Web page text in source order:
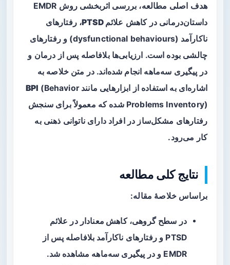
هدف اصلی مطالعه، بررسی اثربخشی روش EMDR
داستان‌درمانی در کاهش علائم PTSD ،رفتارهای
ناکارآمد (dysfunctional behaviours) و
رفتارهای
چالشی بوده است. ارزیابی‌ها بلافاصله پس از درمان و
در پیگیری سه‌ماهه انجام شده‌اند. در متن خلاصه به
اشاره‌ای به استفاده از ابزارهایی مانند
BPI (Behavior
Problems Inventory) شده که معمولاً برای سنجش
رفتارهای مشکل‌ساز در افراد دارای ناتوانی ذهنی به
کار می‌رود.
نتایج کلی مطالعه
براساس خلاصهٔ مقاله:
در سطح گروهی،کاهش معنادار در علائم
PTSD و رفتارهای ناکارآمد بلافاصله پس از
EMDR و در پیگیری سه‌ماهه مشاهده شد.